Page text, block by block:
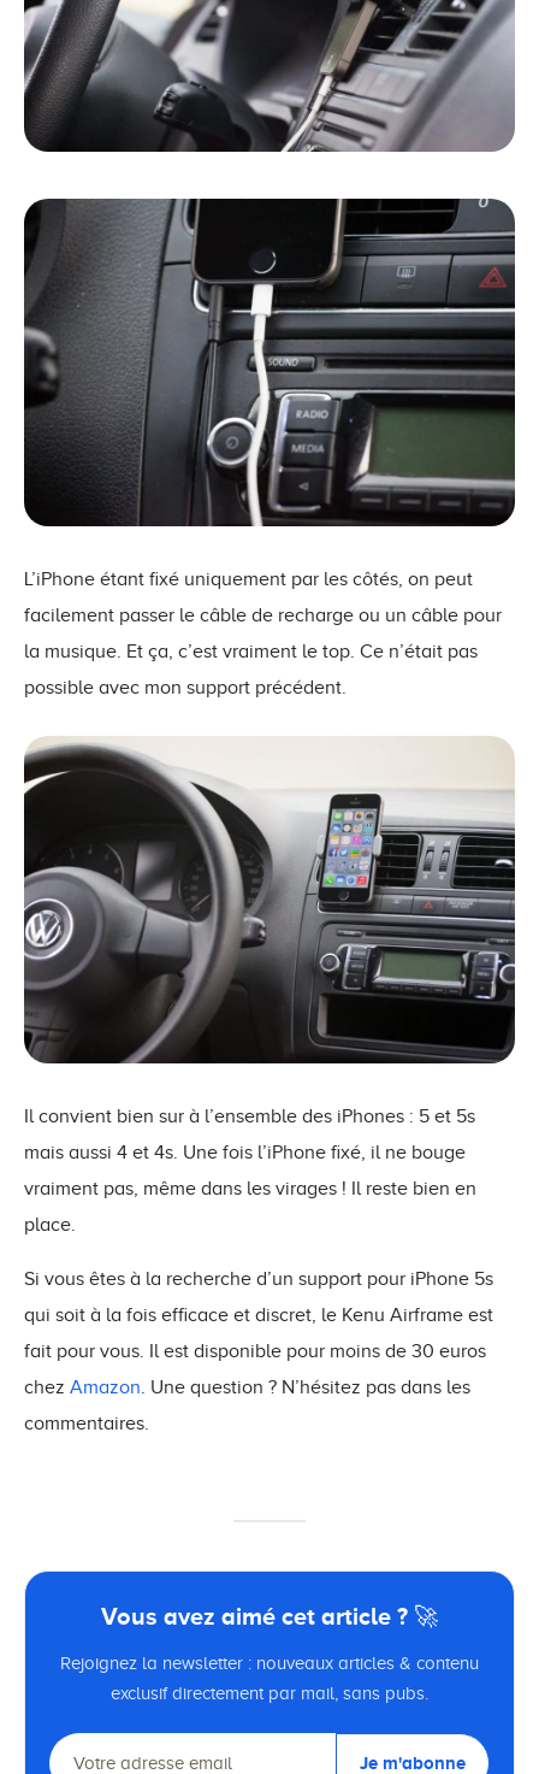
L’iPhone étant fixé uniquement par les côtés, on peut
facilement passer le câble de recharge ou un câble pour
la musique. Et ça, c’est vraiment le top. Ce n’était pas
possible avec mon support précédent.
Il convient bien sur à l’ensemble des iPhones : 5 et 5s
mais aussi 4 et 4s. Une fois l’iPhone fixé, il ne bouge
vraiment pas, même dans les virages ! Il reste bien en
place.
Si vous êtes à la recherche d’un support pour iPhone 5s
qui soit à la fois efficace et discret, le Kenu Airframe est
fait pour vous. Il est disponible pour moins de 30 euros
chez Amazon. Une question ? N’hésitez pas dans les
commentaires.
Vous avez aimé cet article ? 🚀
Rejoignez la newsletter : nouveaux articles & contenu
exclusif directement par mail, sans pubs.
Je m'abonne